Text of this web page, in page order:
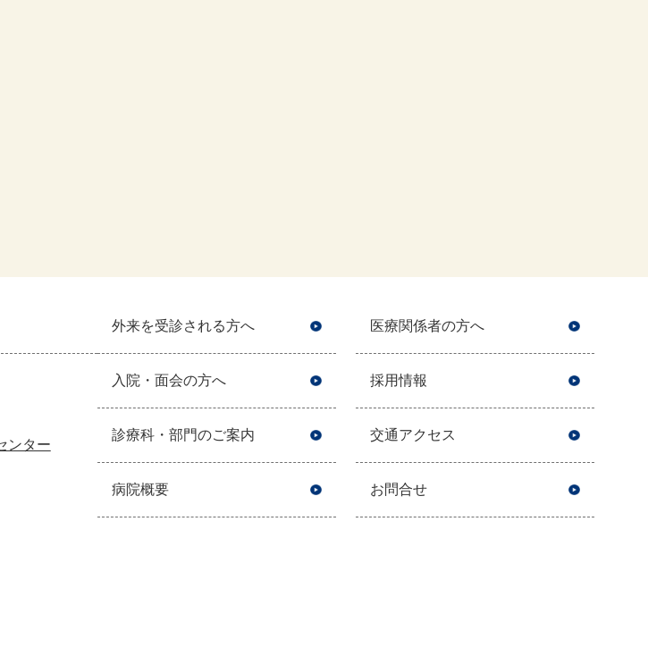
ンター
外来を受診される方へ
入院・面会の方へ
診療科・部門のご案内
病院概要
医療関係者の方へ
採用情報
交通アクセス
お問合せ